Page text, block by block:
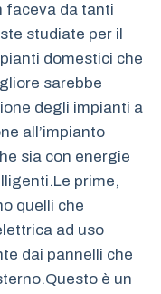
faceva da tanti
studiate per il
domestici che
sarebbe
degli impianti a
all’impianto
sia con energie
prime,
quelli che
ad uso
dai pannelli che
è un